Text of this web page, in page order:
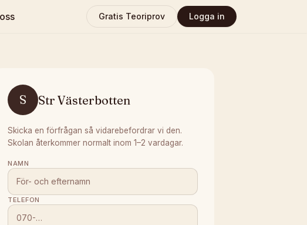
Gratis Teoriprov Logga in
S Str Västerbotten
Skicka en förfrågan så vidarebefordrar vi den.
Skolan återkommer normalt inom 1–2 vardagar.
NAMN
TELEFON